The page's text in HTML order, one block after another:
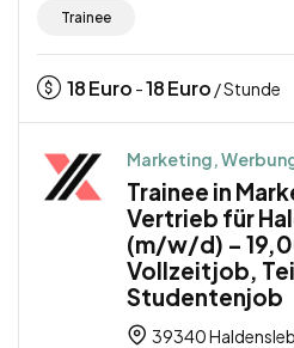
Trainee
18Euro -18Euro / Stunde
Marketing,
Trainee in
Vertrieb für
(m/w/d) –
Vollzeitjob,
Studentenjob
39340